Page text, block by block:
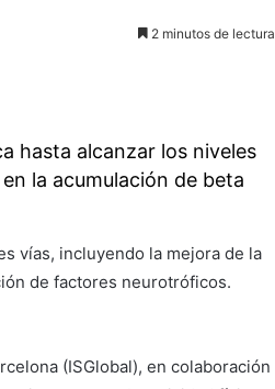
2 minutos de lectura
hasta alcanzar los niveles
la acumulación de beta
vías, incluyendo la mejora de la
de factores neurotróficos.
(ISGlobal), en colaboración